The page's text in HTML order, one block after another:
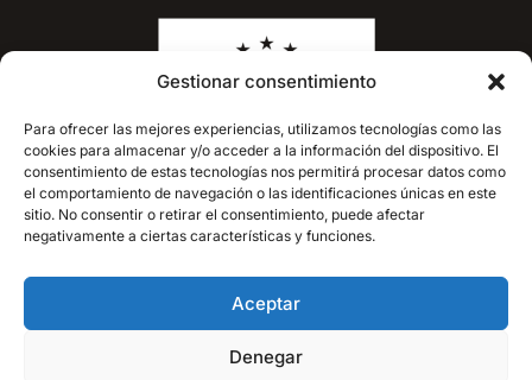
Gestionar consentimiento
Para ofrecer las mejores experiencias, utilizamos tecnologías como las
cookies para almacenar y/o acceder a la información del dispositivo. El
consentimiento de estas tecnologías nos permitirá procesar datos como
el comportamiento de navegación o las identificaciones únicas en este
sitio. No consentir o retirar el consentimiento, puede afectar
negativamente a ciertas características y funciones.
Aceptar
Denegar
Copyright © 2026 PASTELERÍA LAMONTAGNE - ARRECIFE
Política de privacidad